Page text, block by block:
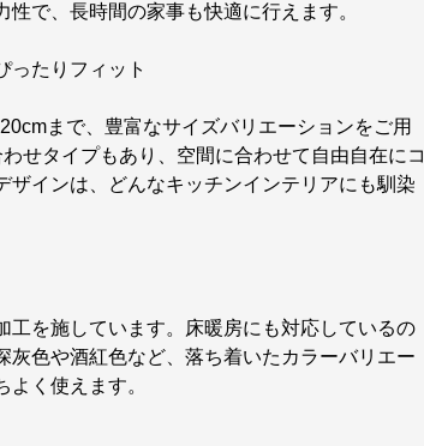
で、長時間の家事も快適に行えます。
ったりフィット
まで、豊富なサイズバリエーションをご用
せタイプもあり、空間に合わせて自由自在にコ
インは、どんなキッチンインテリアにも馴染
工を施しています。床暖房にも対応しているの
色や酒紅色など、落ち着いたカラーバリエー
く使えます。